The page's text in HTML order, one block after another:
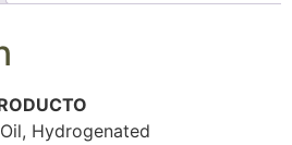
Hydrogenated